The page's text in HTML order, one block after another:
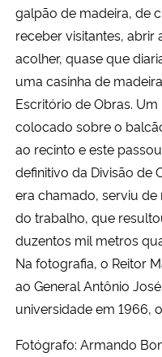
galpão de madeira, de
receber visitantes, abrir
acolher, quase que
uma casinha de
Escritório de Obras.
colocado sobre o
ao recinto e este
definitivo da Divisão de
era chamado, serviu
do trabalho, que
duzentos mil metros
Na fotografia, o Reitor
ao General Antônio
universidade em 1966,
Fotógrafo: Armando